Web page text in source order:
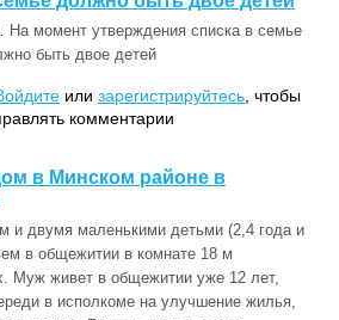
На момент утверждения списка в семье
быть двое детей
или зарегистрируйтесь , чтобы
комментарии
в Минском районе в
и двумя маленькими детьми (2,4 года и
в общежитии в комнате 18 м
Муж живет в общежитии уже 12 лет,
в исполкоме на улучшение жилья,